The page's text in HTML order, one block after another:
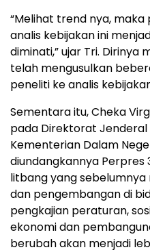
“Melihat trend nya,
analis kebijakan ini
diminati,” ujar Tri. Dirinya
telah mengusulkan
peneliti ke analis
Sementara itu, Cheka
pada Direktorat
Kementerian Dalam
diundangkannya Perpres
litbang yang
dan pengembangan di
pengkajian peraturan,
ekonomi dan
berubah akan menjadi